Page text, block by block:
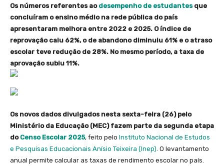
Os números referentes ao desempenho de estudantes que
concluíram o ensino médio na rede pública do país
apresentaram melhora entre 2022 e 2025. O índice de
reprovação caiu 62%, o de abandono diminuiu 61% e o atraso
escolar teve redução de 28%. No mesmo período, a taxa de
aprovação subiu 11%.
Os novos dados divulgados nesta sexta-feira (26) pelo
Ministério da Educação (MEC) fazem parte da segunda etapa
do Censo Escolar 2025, feito pelo Instituto Nacional de Estudos
e Pesquisas Educacionais Anísio Teixeira (Inep) . O levantamento
anual permite calcular as taxas de rendimento escolar no país.